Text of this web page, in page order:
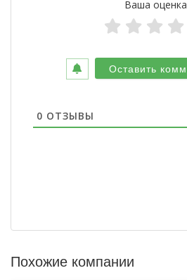
Ваша оценка
0 ОТЗЫВЫ
Похожие компании